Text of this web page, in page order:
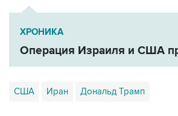
ХРОНИКА
Операция Израиля и США
США Иран Дональд Трамп